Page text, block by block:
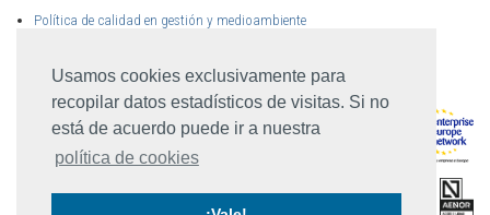
Usamos cookies exclusivamente para
recopilar datos estadísticos de visitas. Si no
está de acuerdo puede ir a nuestra
política de cookies
Política de calidad en gestión y medioambiente
Mapa del sitio